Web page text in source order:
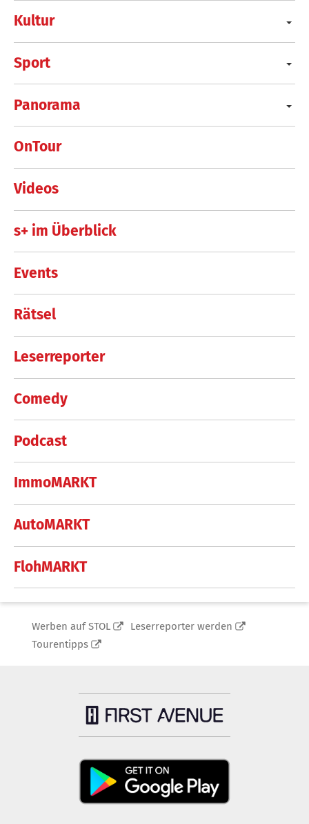
Kultur
Sport
Panorama
OnTour
Videos
s+ im Überblick
Events
Rätsel
Leserreporter
Comedy
Podcast
ImmoMARKT
AutoMARKT
FlohMARKT
Werben auf STOL
Leserreporter werden
Tourentipps